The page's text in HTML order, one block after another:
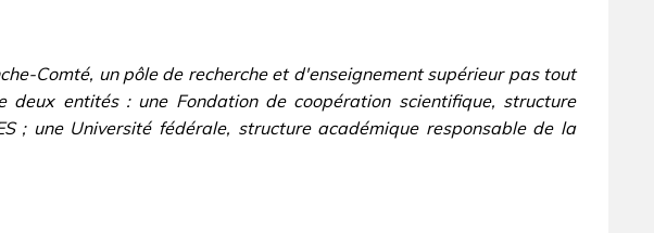
Comté, un pôle de recherche et d'enseignement supérieur pas tout
entités : une Fondation de coopération scientifique, structure
; une Université fédérale, structure académique responsable de la